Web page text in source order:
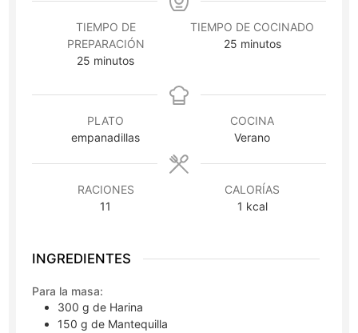
TIEMPO DE
PREPARACIÓN
25 minutos
minutos
TIEMPO DE COCINADO
25minutos
minutos
PLATO
empanadillas
COCINA
Verano
RACIONES
11
CALORÍAS
1 kcal
INGREDIENTES
Para la masa:
300 g de Harina
150 g de Mantequilla